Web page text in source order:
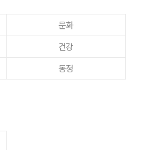
문화
건강
동정